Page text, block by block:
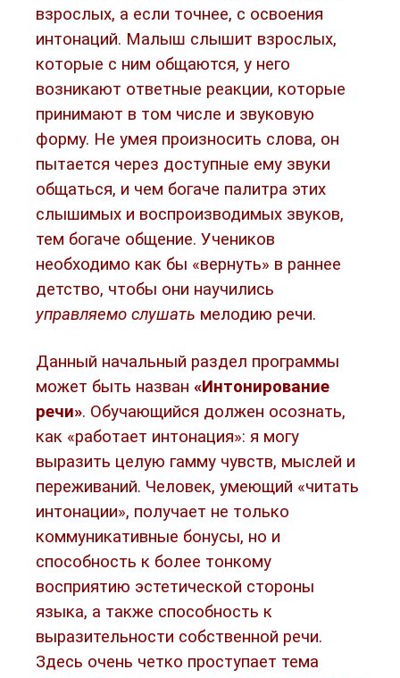
взрослых, а если точнее, с освоения
интонаций. Малыш слышит взрослых,
которые с ним общаются, у него
возникают ответные реакции, которые
принимают в том числе и звуковую
форму. Не умея произносить слова, он
пытается через доступные ему звуки
общаться, и чем богаче палитра этих
слышимых и воспроизводимых звуков,
тем богаче общение. Учеников
необходимо как бы «вернуть» в раннее
детство, чтобы они научились
управляемо слушать мелодию речи.
Данный начальный раздел программы
может быть назван «Интонирование
речи». Обучающийся должен осознать,
как «работает интонация»: я могу
выразить целую гамму чувств, мыслей и
переживаний. Человек, умеющий «читать
интонации», получает не только
коммуникативные бонусы, но и
способность к более тонкому
восприятию эстетической стороны
языка, а также способность к
выразительности собственной речи.
Здесь очень четко проступает тема